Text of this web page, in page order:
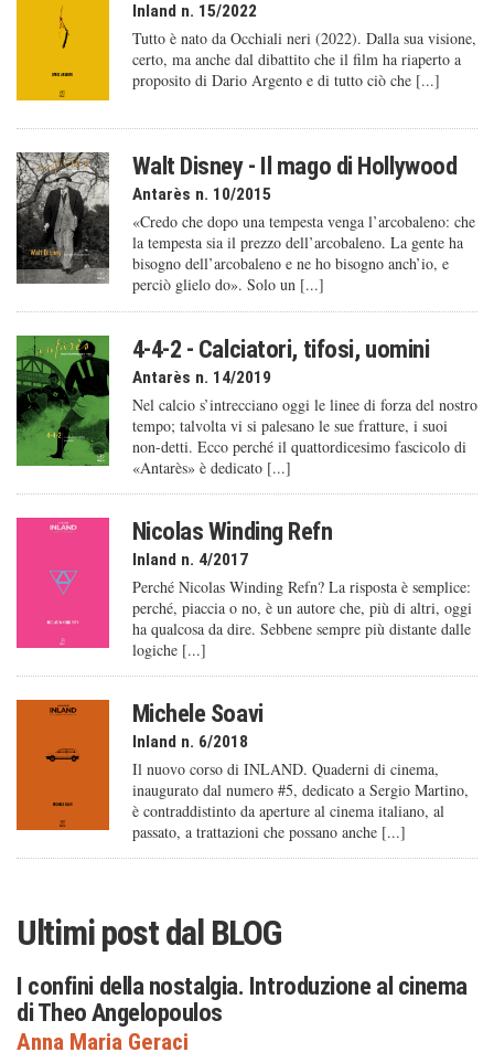
Inland n. 15/2022
Tutto è nato da Occhiali neri (2022). Dalla sua visione,
certo, ma anche dal dibattito che il film ha riaperto a
proposito di Dario Argento e di tutto ciò che [...]
Walt Disney - Il mago di Hollywood
Antarès n. 10/2015
«Credo che dopo una tempesta venga l’arcobaleno: che
la tempesta sia il prezzo dell’arcobaleno. La gente ha
bisogno dell’arcobaleno e ne ho bisogno anch’io, e
perciò glielo do». Solo un [...]
4-4-2 - Calciatori, tifosi, uomini
Antarès n. 14/2019
Nel calcio s’intrecciano oggi le linee di forza del nostro
tempo; talvolta vi si palesano le sue fratture, i suoi
non-detti. Ecco perché il quattordicesimo fascicolo di
«Antarès» è dedicato [...]
Nicolas Winding Refn
Inland n. 4/2017
Perché Nicolas Winding Refn? La risposta è semplice:
perché, piaccia o no, è un autore che, più di altri, oggi
ha qualcosa da dire. Sebbene sempre più distante dalle
logiche [...]
Michele Soavi
Inland n. 6/2018
Il nuovo corso di INLAND. Quaderni di cinema,
inaugurato dal numero #5, dedicato a Sergio Martino,
è contraddistinto da aperture al cinema italiano, al
passato, a trattazioni che possano anche [...]
Ultimi post dal BLOG
I confini della nostalgia. Introduzione al cinema
di Theo Angelopoulos
Anna Maria Geraci